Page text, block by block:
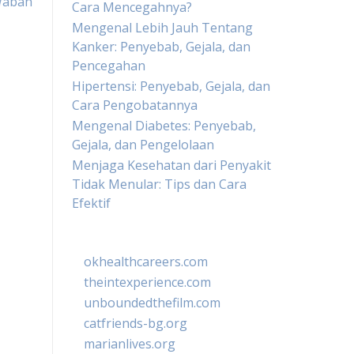
Cara Mencegahnya?
Mengenal Lebih Jauh Tentang
Kanker: Penyebab, Gejala, dan
Pencegahan
Hipertensi: Penyebab, Gejala, dan
Cara Pengobatannya
Mengenal Diabetes: Penyebab,
Gejala, dan Pengelolaan
Menjaga Kesehatan dari Penyakit
Tidak Menular: Tips dan Cara
Efektif
okhealthcareers.com
theintexperience.com
unboundedthefilm.com
catfriends-bg.org
marianlives.org